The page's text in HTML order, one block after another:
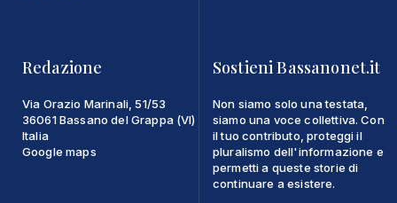
Redazione
Via Orazio Marinali, 51/53
36061 Bassano del Grappa (VI)
Italia
Google maps
Sostieni Bassanonet.it
Non siamo solo una testata,
siamo una voce collettiva. Con
il tuo contributo, proteggi il
pluralismo dell'informazione e
permetti a queste storie di
continuare a esistere.